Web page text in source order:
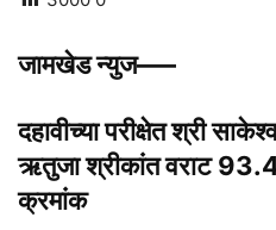
जामखेड न्युज—–
दहावीच्या परीक्षेत श्री
ऋतुजा श्रीकांत वराट
क्रमांक